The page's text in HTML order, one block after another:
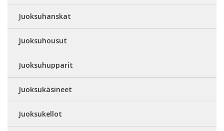
Juoksuhanskat
Juoksuhousut
Juoksuhupparit
Juoksukäsineet
Juoksukellot